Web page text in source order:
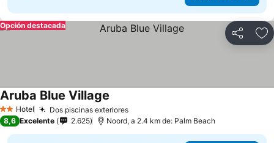
Compartir
Opción destacada
2 Estrellas
Hotel Dos piscinas exteriores
Aruba Blue Village
8,6 Excelente 2.625 Noord, a 2.4 km de: Palm Beach